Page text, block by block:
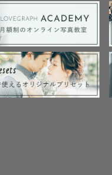
希望の方は出産前
能な限り対応)